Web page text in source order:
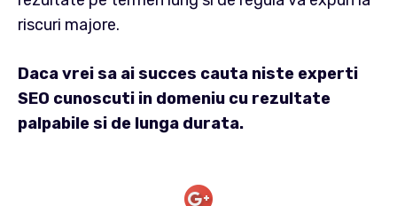
riscuri majore.
Daca vrei sa ai succes cauta niste experti
SEO cunoscuti in domeniu cu rezultate
palpabile si de lunga durata.